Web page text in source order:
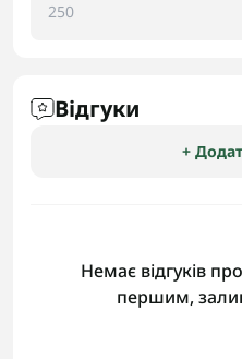
250
Відгуки
+
Немає відгуків
першим,